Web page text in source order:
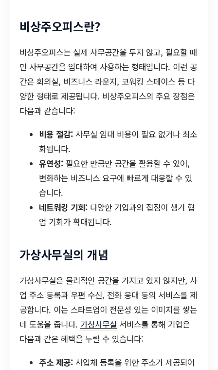
비상주오피스란?
비상주오피스는 실제 사무공간을 두지 않고, 필요할 때
만 사무공간을 임대하여 사용하는 형태입니다. 이런 공
간은 회의실, 비즈니스 라운지, 코워킹 스페이스 등 다
양한 형태로 제공됩니다. 비상주오피스의 주요 장점은
다음과 같습니다:
비용 절감: 사무실 임대 비용이 필요 없거나 최소
화됩니다.
유연성: 필요한 만큼만 공간을 활용할 수 있어,
변화하는 비즈니스 요구에 빠르게 대응할 수 있
습니다.
네트워킹 기회: 다양한 기업과의 접점이 생겨 협
업 기회가 확대됩니다.
가상사무실의 개념
가상사무실은 물리적인 공간을 가지고 있지 않지만, 사
업 주소 등록과 우편 수신, 전화 응대 등의 서비스를 제
공합니다. 이는 스타트업이 전문성 있는 이미지를 쌓는
데 도움을 줍니다. 가상사무실 서비스를 통해 기업은
다음과 같은 혜택을 누릴 수 있습니다:
주소 제공: 사업체 등록을 위한 주소가 제공되어